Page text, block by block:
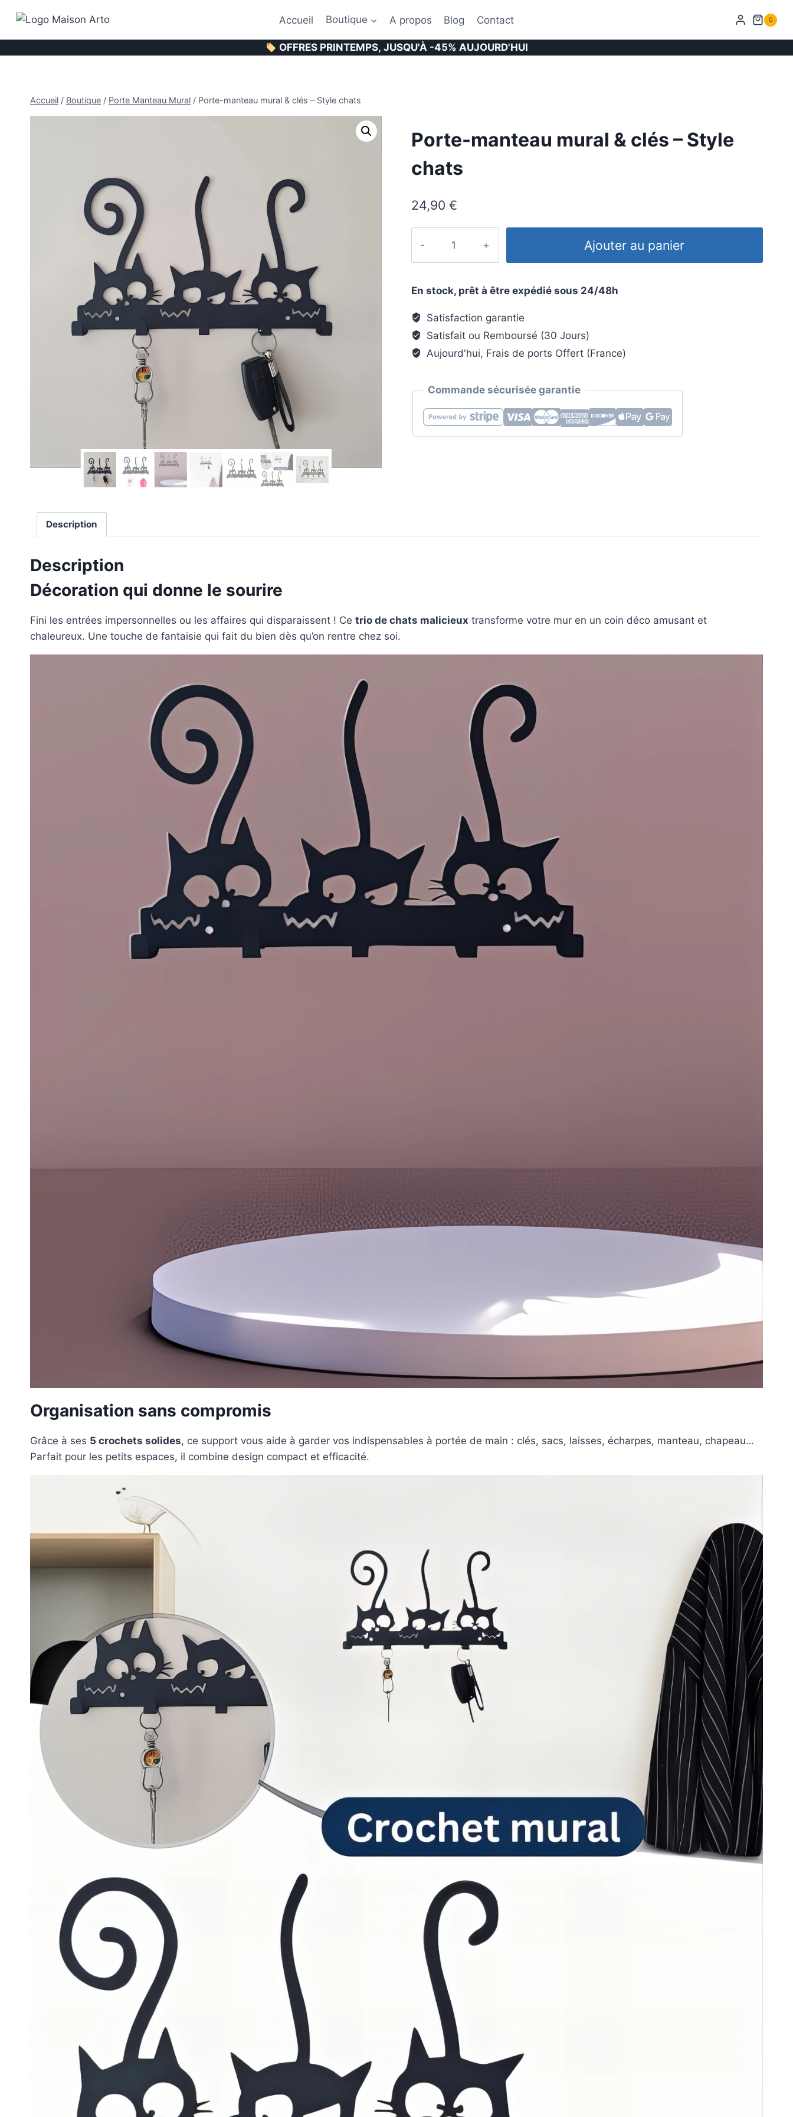
contenu
Accueil Boutique A propos Blog Contact 0
OFFRES PRINTEMPS, JUSQU'À -45% AUJOURD'HUI
Accueil / Boutique / Porte Manteau Mural / Porte-manteau mural & clés – Style chats
Porte-manteau mural & clés – Style
chats
24,90 €
&
clés
-
Ajouter au panier
En stock, prêt à être expédié sous 24/48h
Satisfaction garantie
Satisfait ou Remboursé (30 Jours)
Aujourd'hui, Frais de ports Offert (France)
Commande sécurisée garantie
Description
Description
Décoration qui donne le sourire
Fini les entrées impersonnelles ou les affaires qui disparaissent ! Ce trio de chats malicieux transforme votre mur en un coin déco amusant et
chaleureux. Une touche de fantaisie qui fait du bien dès qu’on rentre chez soi.
Organisation sans compromis
Grâce à ses 5 crochets solides, ce support vous aide à garder vos indispensables à portée de main : clés, sacs, laisses, écharpes, manteau, chapeau…
Parfait pour les petits espaces, il combine design compact et efficacité.